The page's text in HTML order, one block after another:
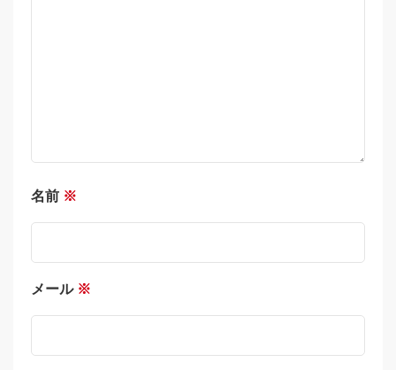
名前 ※
メール ※